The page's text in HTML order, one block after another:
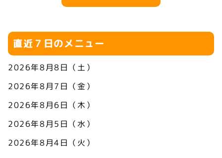
直近７日のメニュー
2026年8月8日（土）
2026年8月7日（金）
2026年8月6日（木）
2026年8月5日（水）
2026年8月4日（火）